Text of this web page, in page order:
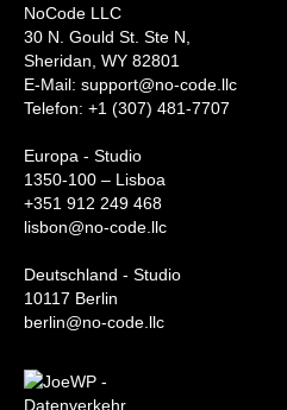
NoCode LLC
30 N. Gould St. Ste N,
Sheridan, WY 82801
‍E-Mail: support@no-code.llc
Telefon: +1 (307) 481-7707
Europa - Studio
1350-100 – Lisboa
+351 912 249 468
lisbon@no-code.llc
Deutschland - Studio
10117 Berlin
berlin@no-code.llc